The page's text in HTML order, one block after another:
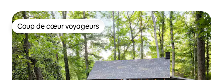
Coup de cœur voyageurs
Coup de cœur voyageurs